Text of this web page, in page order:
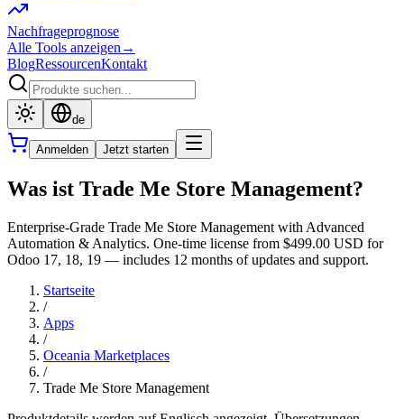
Nachfrageprognose
Alle Tools anzeigen →
BlogRessourcenKontakt
de
Anmelden Jetzt starten
Was ist Trade Me Store Management?
Enterprise-Grade Trade Me Store Management with Advanced
Automation & Analytics. One-time license from $499.00 USD for
Odoo 17, 18, 19 — includes 12 months of updates and support.
Startseite
/
Apps
/
Oceania Marketplaces
/
Trade Me Store Management